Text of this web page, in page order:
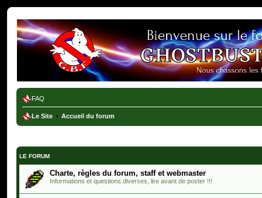
Ghostbusters France
FAQ
Le Site Accueil du forum
LE FORUM
Charte, règles du forum, staff et webmaster
Informations et questions diverses, lire avant de poster !!!